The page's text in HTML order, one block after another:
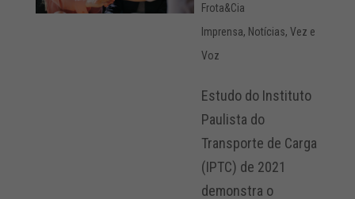
Frota&Cia
Imprensa, Notícias, Vez e
Voz
Estudo do Instituto
Paulista do
Transporte de Carga
(IPTC) de 2021
demonstra o